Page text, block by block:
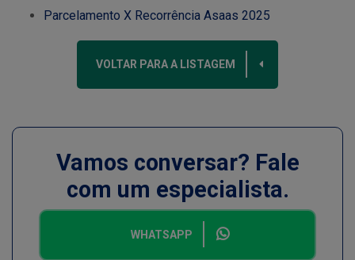
Parcelamento X Recorrência Asaas 2025
VOLTAR PARA A LISTAGEM
Vamos conversar? Fale
com um especialista.
WHATSAPP